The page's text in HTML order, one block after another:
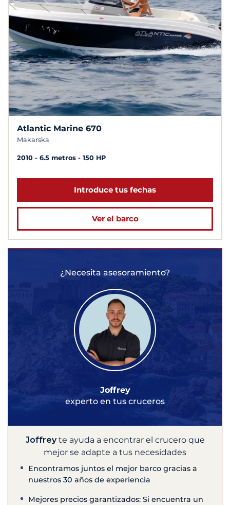
Atlantic Marine 670
Makarska
2010 6.5 metros 150 HP
Introduce tus fechas
Ver el barco
¿Necesita asesoramiento?
Joffrey
experto en tus cruceros
Joffreyte ayuda a encontrar el crucero que
mejor se adapte a tus necesidades
Encontramos juntos el mejor barco gracias a
nuestros 30 años de experiencia
Mejores precios garantizados: Si encuentra un